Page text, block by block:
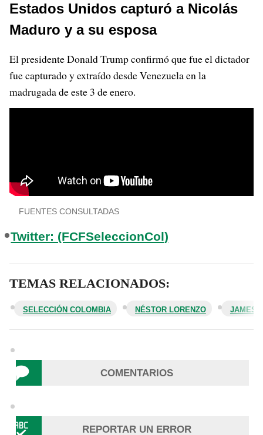
Estados Unidos capturó a Nicolás
Maduro y a su esposa
El presidente Donald Trump confirmó que fue el dictador
fue capturado y extraído desde Venezuela en la
madrugada de este 3 de enero.
FUENTES CONSULTADAS
Twitter: (FCFSeleccionCol)
TEMAS RELACIONADOS:
SELECCIÓN COLOMBIA NÉSTOR LORENZO JAMES
COMENTARIOS
REPORTAR UN ERROR